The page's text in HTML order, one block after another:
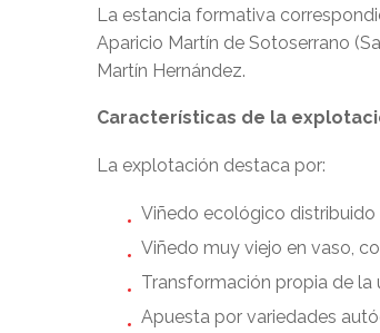
La estancia formativa
Aparicio Martín de Sotoserrano
Martín Hernández.
Características de la
La explotación destaca por:
Viñedo ecológico distribuido
Viñedo muy viejo en vaso,
Transformación propia de la
Apuesta por variedades